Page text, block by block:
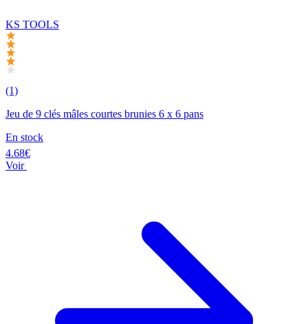
KS TOOLS
(1)
Jeu de 9 clés mâles courtes brunies 6 x 6 pans
En stock
4.68€
Voir